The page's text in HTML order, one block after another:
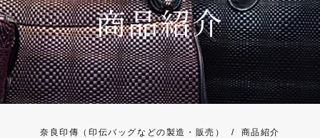
商品紹介
奈良印傳（印伝バッグなどの製造・販売） / 商品紹介